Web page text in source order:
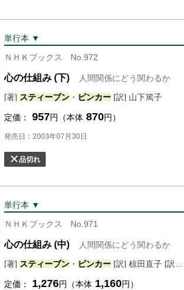
単行本 ▼
ＮＨＫブックス No.972
心の仕組み (下)
人間関係にどう関わるか
[著] スティーブン ・ ピンカー [訳] 山下篤子
定価： 957円（本体 870円）
発売日：2003年07月30日
品切れ
単行本 ▼
ＮＨＫブックス No.971
心の仕組み (中)
人間関係にどう関わるか
[著] スティーブン ・ ピンカー [訳] 椋田直子 [訳] 山下篤子
定価： 1,276円（本体 1,160円）